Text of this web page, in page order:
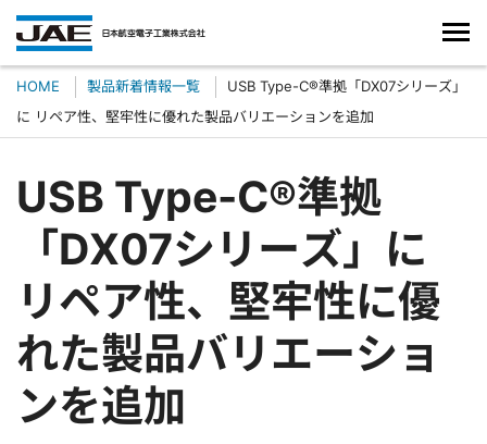
HOME 製品新着情報一覧
USB Type-C®準拠「DX07シリーズ」
に リペア性、堅牢性に優れた製品バリエーションを追加
USB Type-C®準拠
「DX07シリーズ」に
リペア性、堅牢性に優
れた製品バリエーショ
ンを追加